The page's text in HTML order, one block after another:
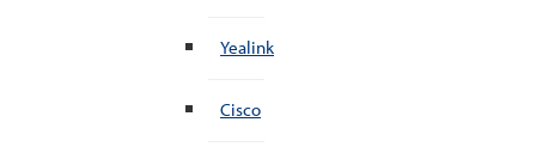
Yealink
Cisco